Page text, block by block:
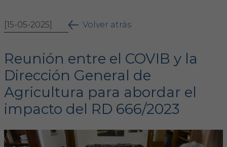
Área Colegial
FORMACIÓN
Formación COVIB
Formaciones de otras entidades
[15-05-2025] Volver atrás
Reunión entre el COVIB y la
Dirección General de
Agricultura para abordar el
impacto del RD 666/2023